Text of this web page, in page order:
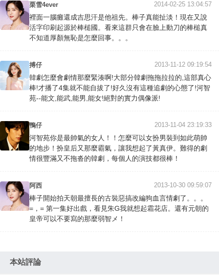
栗雪4ever 2014-02-25 13:04:57
裡面一腦癱還成吉思汗是他祖先。棒子真能扯淡！現在又說
活字印刷起源於棒槌國。看來這群只會在臉上動刀的棒槌真
不知道厚顏無恥是怎麼回事。。。
搏仔 2013-11-12 09:19:54
韓劇怎麼會劇情那麼緊湊啊!大部分韓劇拖拖拉拉的,這部真心
棒!才播了4集就不能自拔了!好久沒有這種追劇的心態了!河智
苑--能文,能武,能男,能女!絕對的實力偶像派!
鴨仔 2013-11-04 23:19:33
河智苑你是最帥氣的女人！！怎麼可以女扮男裝到如此萌帥
的地步！扮皇后又那麼霸氣，讓我想起了黃真伊。難得的劇
情很豐滿又不拖沓的韓劇，每個人的演技都很棒！
阿西 2013-10-30 09:59:07
棒子開始拍天朝最擅長的古裝惡搞改編狗血言情劇了。。。
=，= 第一集好出戲，看見朱G我就想起霜花店。還有元朝的
皇帝可以不要寫的那麼弱智メ！
本站評論